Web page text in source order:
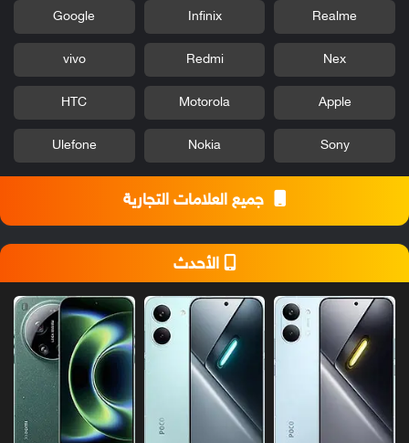
Realme
Infinix
Google
Nex
Redmi
vivo
Apple
Motorola
HTC
Sony
Nokia
Ulefone
جميع العلامات التجارية
الأحدث